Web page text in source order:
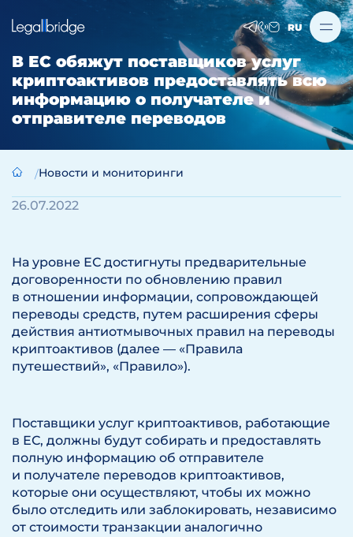
RU
В ЕС обяжут поставщиков услуг
криптоактивов предоставлять всю
информацию о получателе и
отправителе переводов
Новости и мониторинги
26.07.2022
На уровне ЕС достигнуты предварительные
договоренности по обновлению правил
в отношении информации, сопровождающей
переводы средств, путем расширения сферы
действия антиотмывочных правил на переводы
криптоактивов (далее — «Правила
путешествий», «Правило»).
Поставщики услуг криптоактивов, работающие
в ЕС, должны будут собирать и предоставлять
полную информацию об отправителе
и получателе переводов криптоактивов,
которые они осуществляют, чтобы их можно
было отследить или заблокировать, независимо
от стоимости транзакции аналогично